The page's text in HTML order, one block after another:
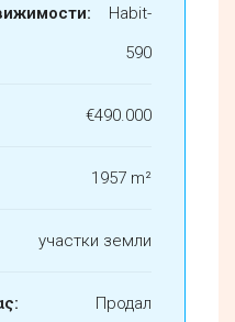
Habit-
590
€490.000
1957 m²
участки земли
Продал